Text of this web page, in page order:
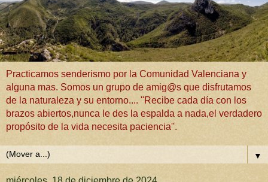
Practicamos senderismo por la Comunidad Valenciana y
alguna mas. Somos un grupo de amig@s que disfrutamos
de la naturaleza y su entorno.... ''Recibe cada día con los
brazos abiertos,nunca le des la espalda a nada,el verdadero
propósito de la vida necesita paciencia''.
▼